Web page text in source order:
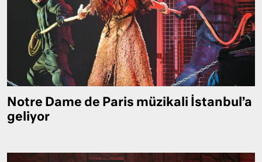
Notre Dame de Paris müzikali İstanbul’a
geliyor